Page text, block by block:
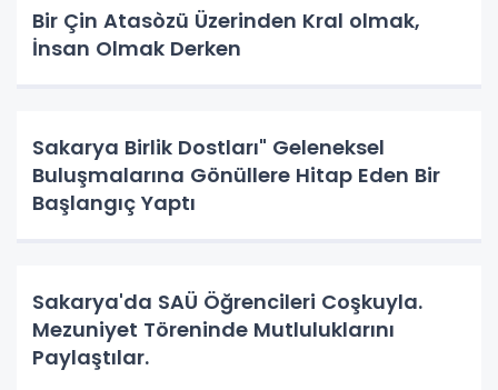
Bir Çin Atasòzü Üzerinden Kral olmak,
İnsan Olmak Derken
Sakarya Birlik Dostları" Geleneksel
Buluşmalarına Gönüllere Hitap Eden Bir
Başlangıç Yaptı
Sakarya'da SAÜ Öğrencileri Coşkuyla.
Mezuniyet Töreninde Mutluluklarını
Paylaştılar.